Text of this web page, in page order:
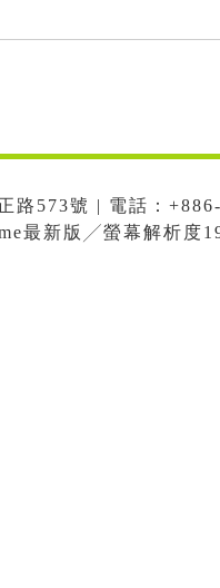
路573號 | 電話：
最新版╱螢幕解析度